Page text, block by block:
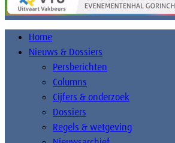
Home
Nieuws & Dossiers
Persberichten
Columns
Cijfers & onderzoek
Dossiers
Regels & wetgeving